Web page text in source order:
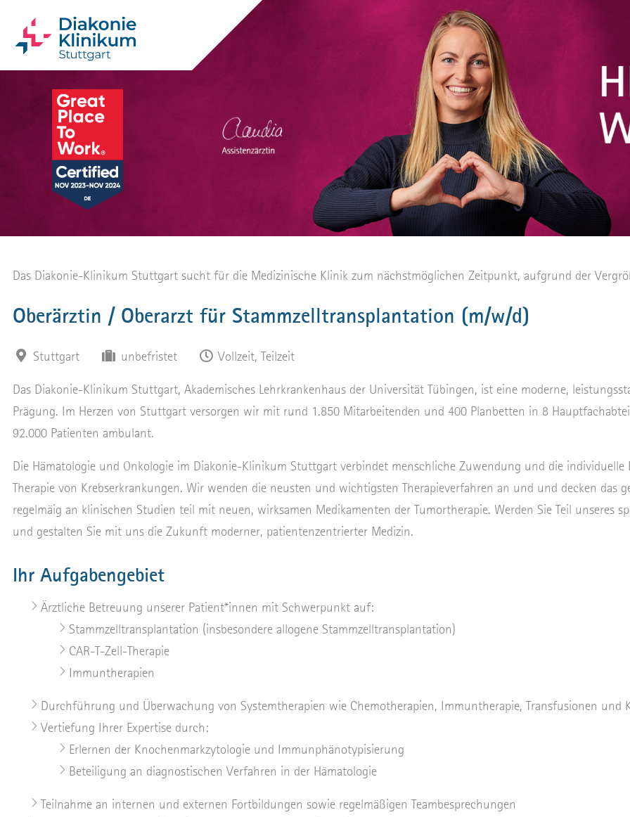
Das Diakonie-Klinikum Stuttgart sucht für die Medizinische Klinik zum nächstmöglichen Zeitpunkt, aufgrund der
Oberärztin / Oberarzt für Stammzelltransplantation (m/w/d)
Stuttgart unbefristet Vollzeit, Teilzeit
Das Diakonie-Klinikum Stuttgart, Akademisches Lehrkrankenhaus der Universität Tübingen, ist eine moderne,
Prägung. Im Herzen von Stuttgart versorgen wir mit rund 1.850 Mitarbeitenden und 400 Planbetten in 8
92.000 Patienten ambulant.
Die Hämatologie und Onkologie im Diakonie-Klinikum Stuttgart verbindet menschliche Zuwendung und die
Therapie von Krebserkrankungen. Wir wenden die neusten und wichtigsten Therapieverfahren an und und decken das
regelmäig an klinischen Studien teil mit neuen, wirksamen Medikamenten der Tumortherapie. Werden Sie Teil unseres
und gestalten Sie mit uns die Zukunft moderner, patientenzentrierter Medizin.
Ihr Aufgabengebiet
Ärztliche Betreuung unserer Patient*innen mit Schwerpunkt auf:
Stammzelltransplantation (insbesondere allogene Stammzelltransplantation)
CAR-T-Zell-Therapie
Immuntherapien
Durchführung und Überwachung von Systemtherapien wie Chemotherapien, Immuntherapie, Transfusionen und
Vertiefung Ihrer Expertise durch:
Erlernen der Knochenmarkzytologie und Immunphänotypisierung
Beteiligung an diagnostischen Verfahren in der Hämatologie
Teilnahme an internen und externen Fortbildungen sowie regelmäßigen Teambesprechungen